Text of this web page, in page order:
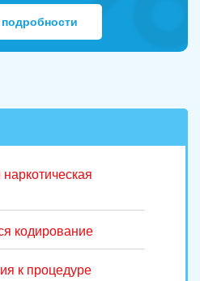
подробности
кодирование
к процедуре